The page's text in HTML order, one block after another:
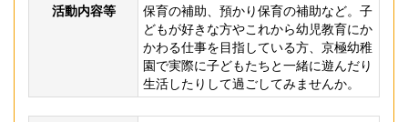
活動内容等
保育の補助、預かり保育の補助など。子
どもが好きな方やこれから幼児教育にか
かわる仕事を目指している方、京極幼稚
園で実際に子どもたちと一緒に遊んだり
生活したりして過ごしてみませんか。